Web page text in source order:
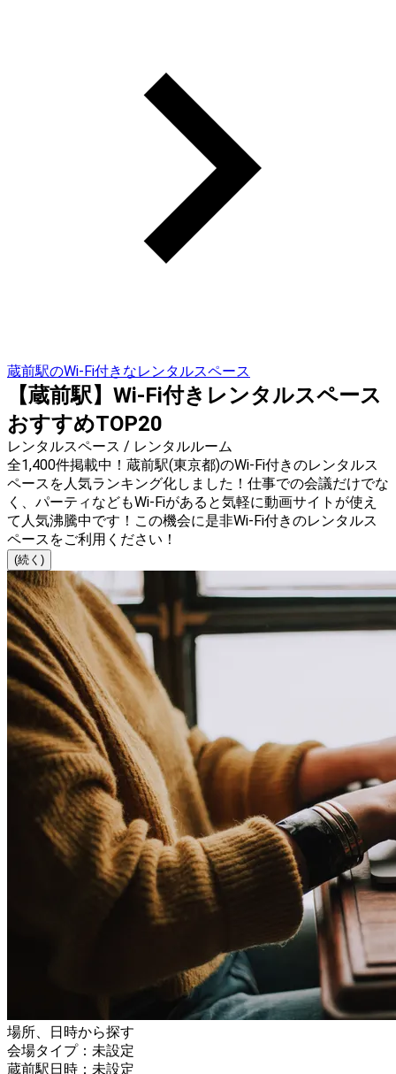
蔵前駅のWi-Fi付きなレンタルスペース
【蔵前駅】Wi-Fi付きレンタルスペース
おすすめTOP20
レンタルスペース / レンタルルーム
全1,400件掲載中！蔵前駅(東京都)のWi-Fi付きのレンタルス
ペースを人気ランキング化しました！仕事での会議だけでな
く、パーティなどもWi-Fiがあると気軽に動画サイトが使え
て人気沸騰中です！この機会に是非Wi-Fi付きのレンタルス
ペースをご利用ください！
(続く)
場所、日時から探す
会場タイプ：未設定
蔵前駅日時：未設定